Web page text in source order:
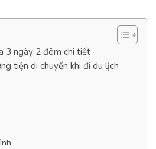
3 ngày 2 đêm chi tiết
tiện di chuyển khi đi du lịch